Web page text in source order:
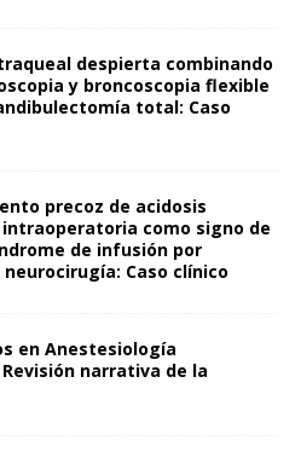
despierta combinando
y broncoscopia flexible
total: Caso
precoz de acidosis
como signo de
de infusión por
Caso clínico
en Anestesiología
narrativa de la